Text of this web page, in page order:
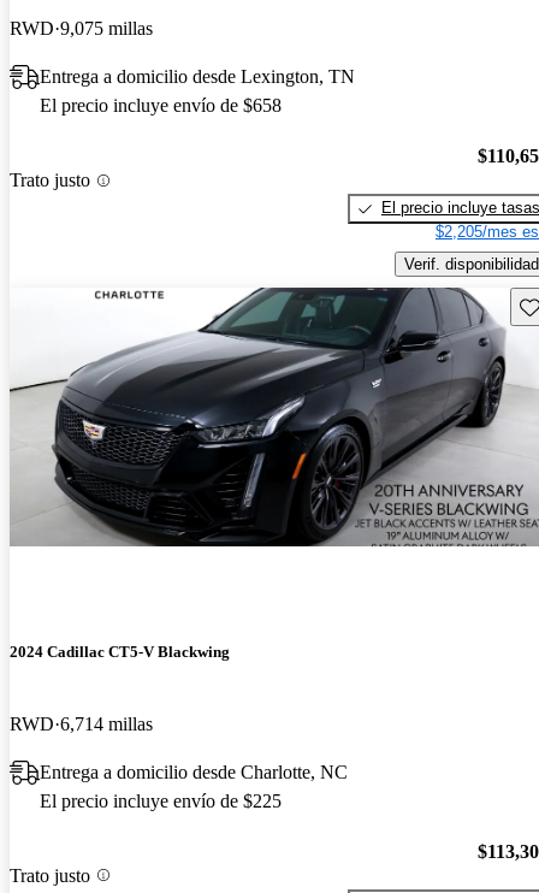
RWD 9,075 millas
Entrega a domicilio desde Lexington, TN
El precio incluye envío de $658
Trato justo
El precio incluye tasas
$2,205/mes
Verif. disponibilidad
2024 Cadillac CT5-V Blackwing
RWD 6,714 millas
Entrega a domicilio desde Charlotte, NC
El precio incluye envío de $225
Trato justo